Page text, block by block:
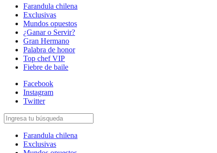
Farandula chilena
Exclusivas
Mundos opuestos
¿Ganar o Servir?
Gran Hermano
Palabra de honor
Top chef VIP
Fiebre de baile
Facebook
Instagram
Twitter
Farandula chilena
Exclusivas